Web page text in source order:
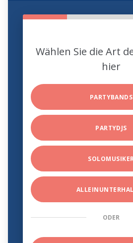
Wählen Sie die Art
hier
PARTYBANDS
PARTYDJS
ODER